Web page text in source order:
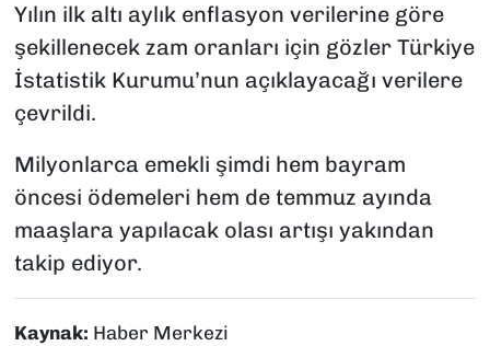
Yılın ilk altı aylık enflasyon verilerine göre
şekillenecek zam oranları için gözler Türkiye
İstatistik Kurumu’nun açıklayacağı verilere
çevrildi.
Milyonlarca emekli şimdi hem bayram
öncesi ödemeleri hem de temmuz ayında
maaşlara yapılacak olası artışı yakından
takip ediyor.
Kaynak: Haber Merkezi